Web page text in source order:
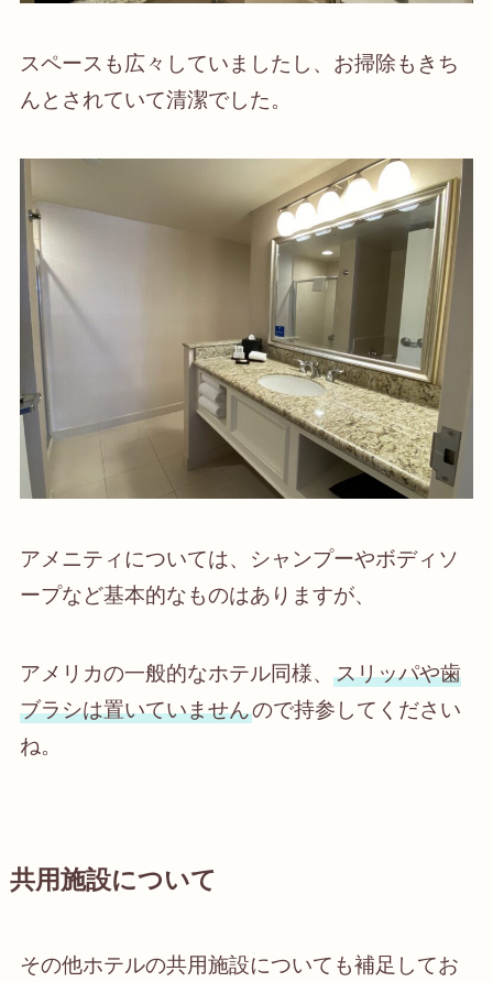
スペースも広々していましたし、 お掃除もきち
んとされていて清潔でした。
アメニティについては、シャンプーやボディソ
ープなど基本的なものはありますが、
アメリカの一般的なホテル同様、 スリッパや歯
ブラシは置いていませんので持参してください
ね。
共用施設について
その他ホテルの共用施設についても補足してお